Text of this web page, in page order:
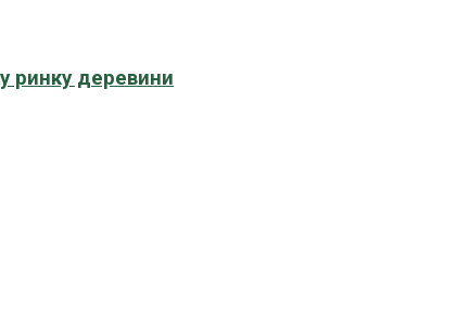
ринку деревини